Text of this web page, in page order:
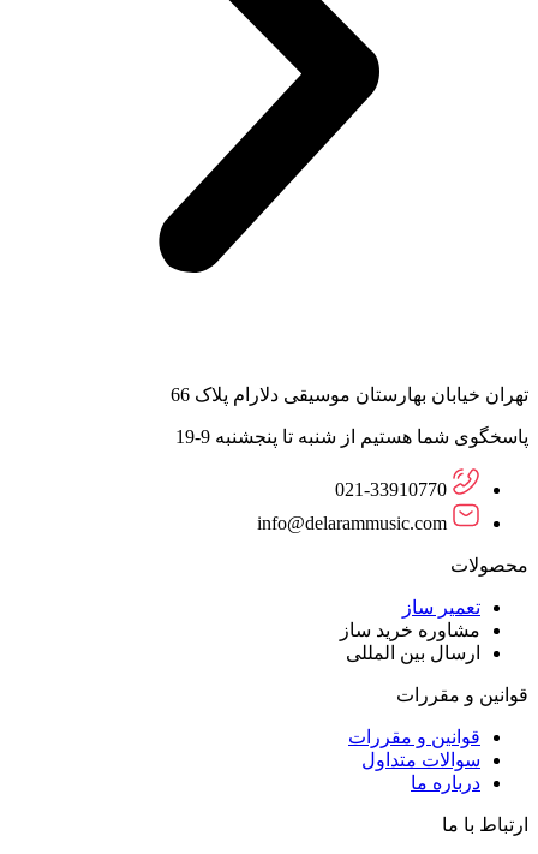
تهران خیابان بهارستان موسیقی دلارام پلاک 66
پاسخگوی شما هستیم از شنبه تا پنجشنبه 9-19
021-33910770
info@delarammusic.com
محصولات
تعمیر ساز
مشاوره خرید ساز
ارسال بین المللی
قوانین و مقررات
قوانین و مقررات
سوالات متداول
درباره ما
ارتباط با ما